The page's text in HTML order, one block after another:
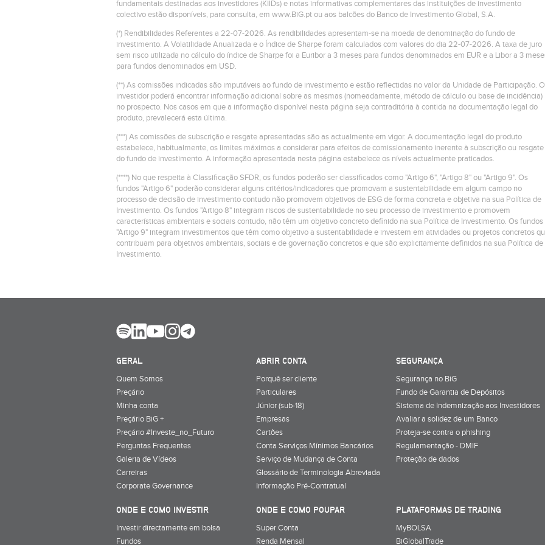
fundamentais destinadas aos investidores (KIIDs) e notas informativas complementares das instituições de investimento
colectivo estão disponíveis, para consulta, em www.BiG.pt ou aos balcões do Banco de Investimento Global, S.A.
(*) Rendibilidades Referentes a 22-07-2026. As rendibilidades apresentam-se na moeda de denominação do fundo de
investimento. A Volatilidade Anualizada e o Índice de Sharpe foram calculados com valores do dia 22-07-2026. A taxa de juro
sem risco utilizada no cálculo do índice de Sharpe foi a Euribor a 3 meses para fundos denominados em EUR e a Libor a 3
para fundos denominados em USD.
(**) As comissões indicadas são imputáveis ao fundo de investimento e estão reflectidas no valor da Unidade de Participação. O
investidor poderá encontrar informação adicional sobre as mesmas (nomeadamente, método de cálculo ou base de incidência)
no prospecto. Nos casos em que a informação disponível nesta página seja contraditória à contida na documentação legal do
produto, prevalecerá esta última.
(***) As comissões de subscrição e resgate apresentadas são as actualmente em vigor. A documentação legal do produto
estabelece, habitualmente, os limites máximos a considerar para efeitos de comissionamento inerente à subscrição ou resgate
do fundo de investimento. A informação apresentada nesta página estabelece os níveis actualmente praticados.
(****) No que respeita à Classificação SFDR, os fundos poderão ser classificados como "Artigo 6", "Artigo 8" ou "Artigo 9". Os
fundos "Artigo 6" poderão considerar alguns critérios/indicadores que promovam a sustentabilidade em algum campo no
processo de decisão de investimento contudo não promovem objetivos de ESG de forma concreta e objetiva na sua Política de
Investimento. Os fundos "Artigo 8" integram riscos de sustentabilidade no seu processo de investimento e promovem
características ambientais e sociais contudo, não têm um objetivo concreto definido na sua Política de Investimento. Os fundos
"Artigo 9" integram investimentos que têm como objetivo a sustentabilidade e investem em atividades ou projetos concretos
contribuam para objetivos ambientais, sociais e de governação concretos e que são explicitamente definidos na sua Política de
Investimento.
GERAL
Quem Somos
Preçário
Minha conta
Preçário BiG +
Preçário #Investe_no_Futuro
Perguntas Frequentes
Galeria de Vídeos
Carreiras
Corporate Governance
ABRIR CONTA
Porquê ser cliente
Particulares
Júnior (sub-18)
Empresas
Cartões
Conta Serviços Mínimos Bancários
Serviço de Mudança de Conta
Glossário de Terminologia Abreviada
Informação Pré-Contratual
SEGURANÇA
Segurança no BiG
Fundo de Garantia de Depósitos
Sistema de Indemnização aos Investidores
Avaliar a solidez de um Banco
Proteja-se contra o phishing
Regulamentação - DMIF
Proteção de dados
ONDE E COMO INVESTIR
Investir directamente em bolsa
Fundos
ONDE E COMO POUPAR
Super Conta
Renda Mensal
PLATAFORMAS DE TRADING
MyBOLSA
BiGlobalTrade